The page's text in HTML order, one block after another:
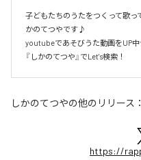
子どもたちのうたをつくって歌
かのてつやです♪
youtubeであそびうた動画をUP
『しかのてつや』でLet's検索！
しかのてつやの他のリリース：
https://